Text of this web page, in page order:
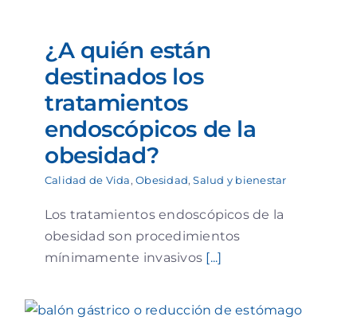
¿A quién están
destinados los
tratamientos
endoscópicos de la
obesidad?
Calidad de Vida,Obesidad,Salud y bienestar
Los tratamientos endoscópicos de la
obesidad son procedimientos
mínimamente invasivos [...]